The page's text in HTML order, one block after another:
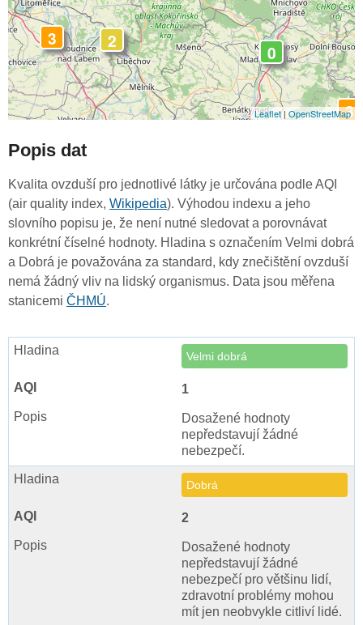
2
3
0
3
Leaflet| OpenStreetMap
Popis dat
Kvalita ovzduší pro jednotlivé látky je určována podle AQI
(air quality index, Wikipedia). Výhodou indexu a jeho
slovního popisu je, že není nutné sledovat a porovnávat
konkrétní číselné hodnoty. Hladina s označením Velmi dobrá
a Dobrá je považována za standard, kdy znečištění ovzduší
nemá žádný vliv na lidský organismus. Data jsou měřena
stanicemi ČHMÚ.
Velmi dobrá
1
Dosažené hodnoty
nepředstavují žádné
nebezpečí.
Dobrá
2
Dosažené hodnoty
nepředstavují žádné
nebezpečí pro většinu lidí,
zdravotní problémy mohou
mít jen neobvykle citliví lidé.